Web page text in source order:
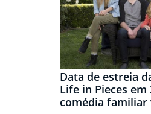
Data de estreia
Life in Pieces em
comédia familiar